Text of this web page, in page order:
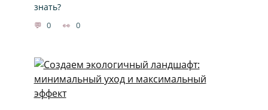
знать?
0 0